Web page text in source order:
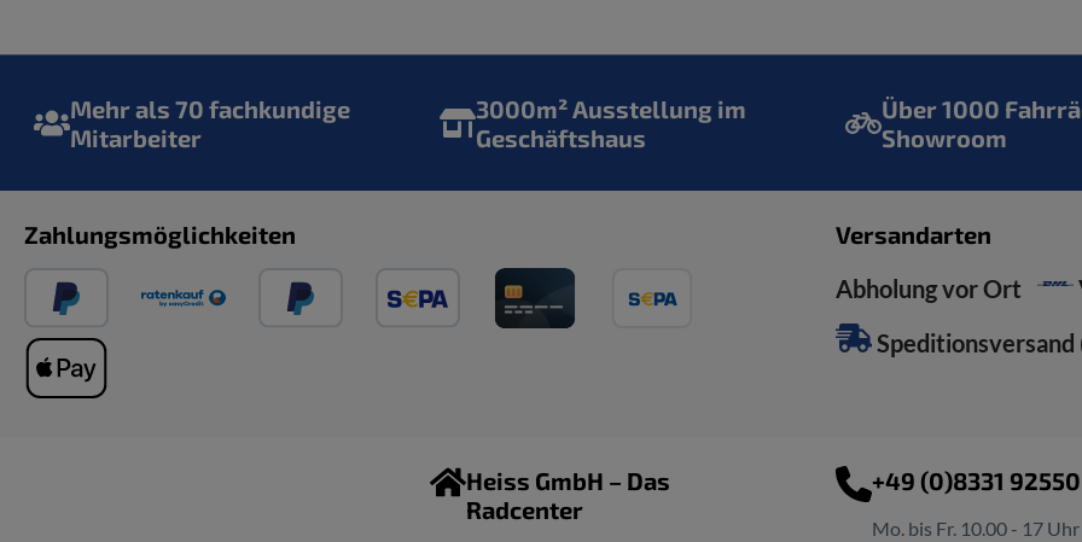
Mehr als 70 fachkundige
Mitarbeiter
3000m² Ausstellung im
Geschäftshaus
Über 1000
Showroom
Zahlungsmöglichkeiten
Versandarten
Abholung vor Ort
Heiss GmbH – Das
Radcenter
+49 (0)8331
Mo. bis Fr. 10.00 - 17 Uhr